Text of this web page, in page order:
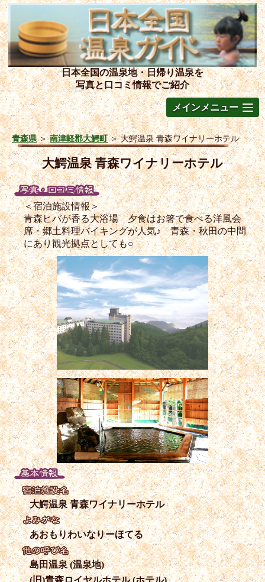
日本全国の温泉地・日帰り温泉を
写真と口コミ情報でご紹介
メインメニュー
青森県＞南津軽郡大鰐町＞大鰐温泉 青森ワイナリーホテル
大鰐温泉 青森ワイナリーホテル
＜宿泊施設情報＞
青森ヒバが香る大浴場 夕食はお箸で食べる洋風会
席・郷土料理バイキングが人気♪ 青森・秋田の中間
にあり観光拠点としても○
大鰐温泉 青森ワイナリーホテル
あおもりわいなりーほてる
島田温泉 (温泉地)
(旧)青森ロイヤルホテル (ホテル)